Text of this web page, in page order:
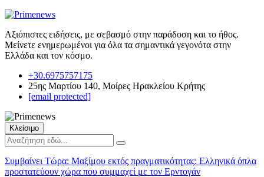
Αξιόπιστες ειδήσεις, με σεβασμό στην παράδοση και το ήθος.
Μείνετε ενημερωμένοι για όλα τα σημαντικά γεγονότα στην
Ελλάδα και τον κόσμο.
+30.6975757175
25ης Μαρτίου 140, Μοίρες Ηρακλείου Κρήτης
[email protected]
Κλείσιμο
Συμβαίνει Τώρα: Μαξίμου εκτός πραγματικότητας: Ελληνικά όπλα
προστατεύουν χώρα που συμμαχεί με τον Ερντογάν